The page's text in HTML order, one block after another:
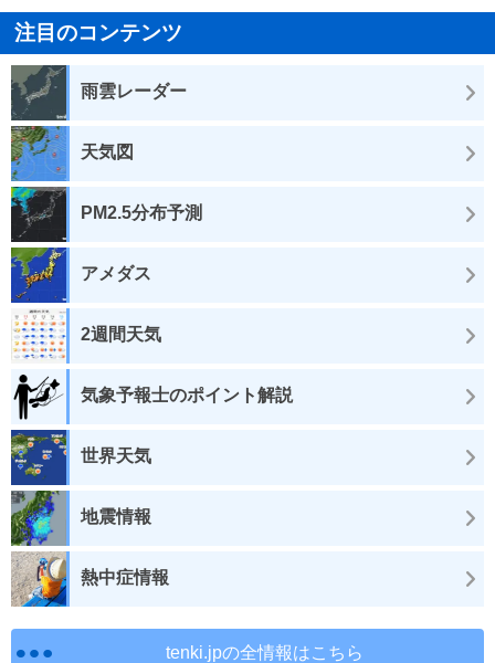
注目のコンテンツ
雨雲レーダー
天気図
PM2.5分布予測
アメダス
2週間天気
気象予報士のポイント解説
世界天気
地震情報
熱中症情報
tenki.jpの全情報はこちら